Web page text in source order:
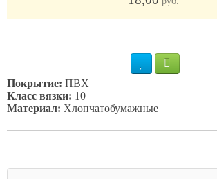
Покрытие: ПВХ
Класс вязки: 10
Материал: Хлопчатобумажные